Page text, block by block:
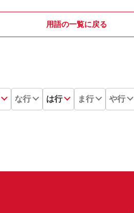
用語の一覧に戻る
な行 は行 ま行 や行